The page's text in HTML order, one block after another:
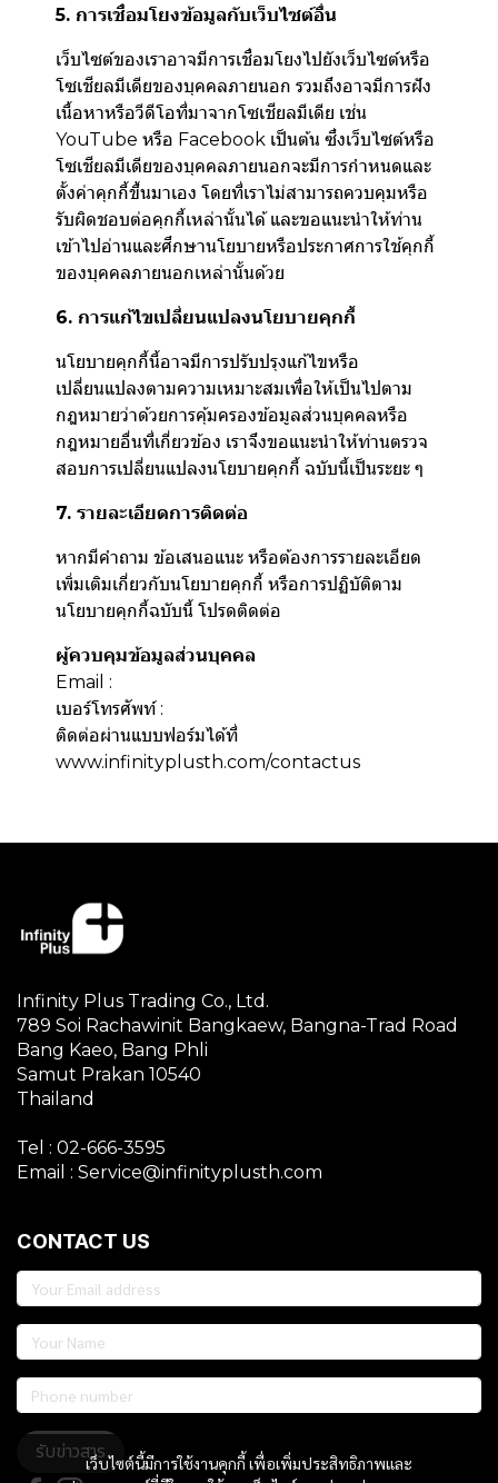
5. การเชื่อมโยงข้อมูลกับเว็บไซต์อื่น
เว็บไซต์ของเราอาจมีการเชื่อมโยงไปยังเว็บไซต์หรือ
โซเชียลมีเดียของบุคคลภายนอก รวมถึงอาจมีการฝัง
เนื้อหาหรือวีดีโอที่มาจากโซเชียลมีเดีย เช่น
YouTube หรือ Facebook เป็นต้น ซึ่งเว็บไซต์หรือ
โซเชียลมีเดียของบุคคลภายนอกจะมีการกำหนดและ
ตั้งค่าคุกกี้ขึ้นมาเอง โดยที่เราไม่สามารถควบคุมหรือ
รับผิดชอบต่อคุกกี้เหล่านั้นได้ และขอแนะนำให้ท่าน
เข้าไปอ่านและศึกษานโยบายหรือประกาศการใช้คุกกี้
ของบุคคลภายนอกเหล่านั้นด้วย
6. การแก้ไขเปลี่ยนแปลงนโยบายคุกกี้
นโยบายคุกกี้นี้อาจมีการปรับปรุงแก้ไขหรือ
เปลี่ยนแปลงตามความเหมาะสมเพื่อให้เป็นไปตาม
กฎหมายว่าด้วยการคุ้มครองข้อมูลส่วนบุคคลหรือ
กฎหมายอื่นที่เกี่ยวข้อง เราจึงขอแนะนำให้ท่านตรวจ
สอบการเปลี่ยนแปลงนโยบายคุกกี้ ฉบับนี้เป็นระยะ ๆ
7. รายละเอียดการติดต่อ
หากมีคำถาม ข้อเสนอแนะ หรือต้องการรายละเอียด
เพิ่มเติมเกี่ยวกับนโยบายคุกกี้ หรือการปฏิบัติตาม
นโยบายคุกกี้ฉบับนี้ โปรดติดต่อ
ผู้ควบคุมข้อมูลส่วนบุคคล
Email :
เบอร์โทรศัพท์ :
ติดต่อผ่านแบบฟอร์มได้ที่
www.infinityplusth.com/contactus
เว็บไซต์นี้มีการใช้งานคุกกี้ เพื่อเพิ่มประสิทธิภาพและ
Infinity Plus Trading Co., Ltd.
789 Soi Rachawinit Bangkaew, Bangna-Trad Road
Bang Kaeo, Bang Phli
Samut Prakan 10540
Thailand
Tel : 02-666-3595
Email : Service@infinityplusth.com
CONTACT US
รับข่าวสาร